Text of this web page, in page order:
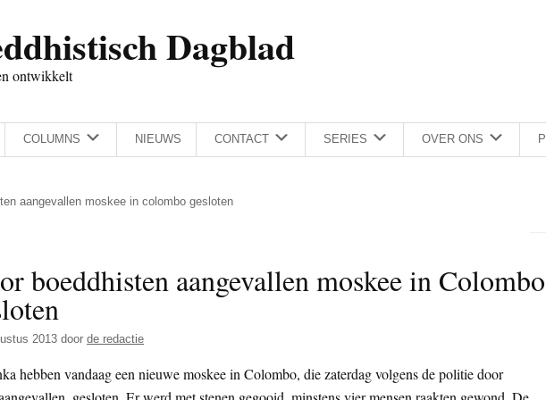
Dagblad
ontwikkelt
COLUMNS NIEUWS CONTACT SERIES OVER ONS
aangevallen moskee in colombo gesloten
boeddhisten aangevallen moskee in Colombo
2013 door de redactie
hebben vandaag een nieuwe moskee in Colombo, die zaterdag volgens de politie door